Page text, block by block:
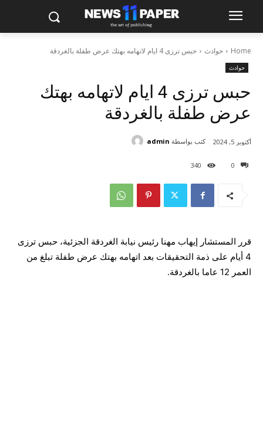
Home حوادث حبس ترزى 4 ايام لاتهامه بهتك عرض طفلة بالغردقة
حوادث
حبس ترزى 4 ايام لاتهامه بهتك
عرض طفلة بالغردقة
0
340
أكتوبر 5, 2024 كتب بواسطة admin
قرر المستشار إيهاب مهنا رئيس نيابة الغردقة الجزئية، حبس ترزى
4 أيام على ذمة التحقيقات بعد اتهامه بهتك عرض طفلة تبلغ من
العمر 12 عاما بالغردقة.